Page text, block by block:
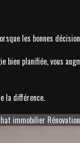
les bonnes
planifiée, vous
la différence.
immobilier Rénovation